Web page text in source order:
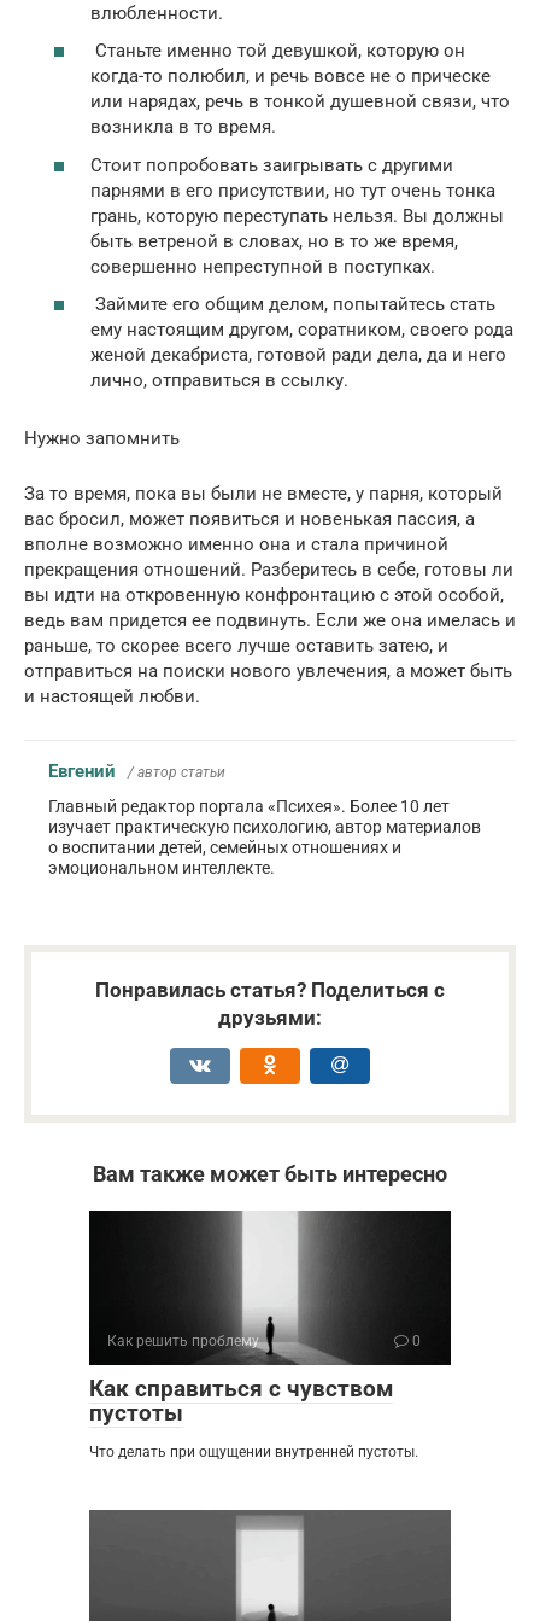
влюбленности.
Станьте именно той девушкой, которую он
когда-то полюбил, и речь вовсе не о прическе
или нарядах, речь в тонкой душевной связи, что
возникла в то время.
Стоит попробовать заигрывать с другими
парнями в его присутствии, но тут очень тонка
грань, которую переступать нельзя. Вы должны
быть ветреной в словах, но в то же время,
совершенно непреступной в поступках.
Займите его общим делом, попытайтесь стать
ему настоящим другом, соратником, своего рода
женой декабриста, готовой ради дела, да и него
лично, отправиться в ссылку.
Нужно запомнить
За то время, пока вы были не вместе, у парня, который
вас бросил, может появиться и новенькая пассия, а
вполне возможно именно она и стала причиной
прекращения отношений. Разберитесь в себе, готовы ли
вы идти на откровенную конфронтацию с этой особой,
ведь вам придется ее подвинуть. Если же она имелась и
раньше, то скорее всего лучше оставить затею, и
отправиться на поиски нового увлечения, а может быть
и настоящей любви.
Евгений / автор статьи
Главный редактор портала «Психея». Более 10 лет
изучает практическую психологию, автор материалов
о воспитании детей, семейных отношениях и
эмоциональном интеллекте.
Понравилась статья? Поделиться с
друзьями:
Вам также может быть интересно
Как решить проблему 0
Как справиться с чувством
пустоты
Что делать при ощущении внутренней пустоты.